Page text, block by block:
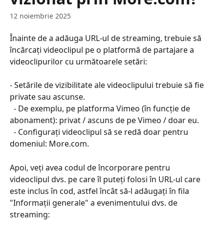
12 noiembrie 2025
Înainte de a adăuga URL-ul de streaming, trebuie să
încărcați videoclipul pe o platformă de partajare a
videoclipurilor cu următoarele setări:
- Setările de vizibilitate ale videoclipului trebuie să fie
private sau ascunse.
abonament): privat / ascuns de pe Vimeo / doar eu.
domeniul: More.com.
Apoi, veți avea codul de încorporare pentru
videoclipul dvs. pe care îl puteți folosi în URL-ul care
este inclus în cod, astfel încât să-l adăugați în fila
"Informații generale" a evenimentului dvs. de
streaming: